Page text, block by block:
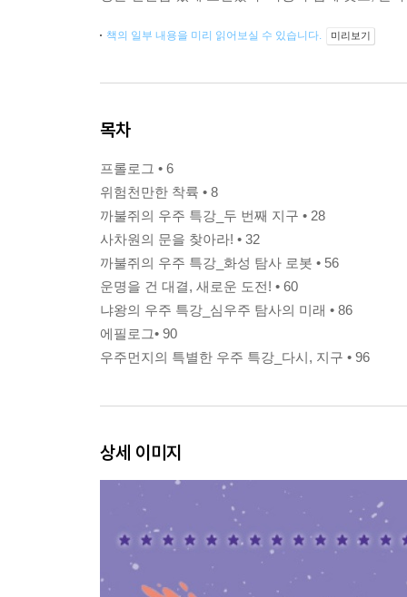
책의 일부 내용을 미리 읽어보실 수 있습니다. 미리보기
목차
프롤로그 • 6
위험천만한 착륙 • 8
까불쥐의 우주 특강_두 번째 지구 • 28
사차원의 문을 찾아라! • 32
까불쥐의 우주 특강_화성 탐사 로봇 • 56
운명을 건 대결, 새로운 도전! • 60
냐왕의 우주 특강_심우주 탐사의 미래 • 86
에필로그• 90
우주먼지의 특별한 우주 특강_다시, 지구 • 96
상세 이미지